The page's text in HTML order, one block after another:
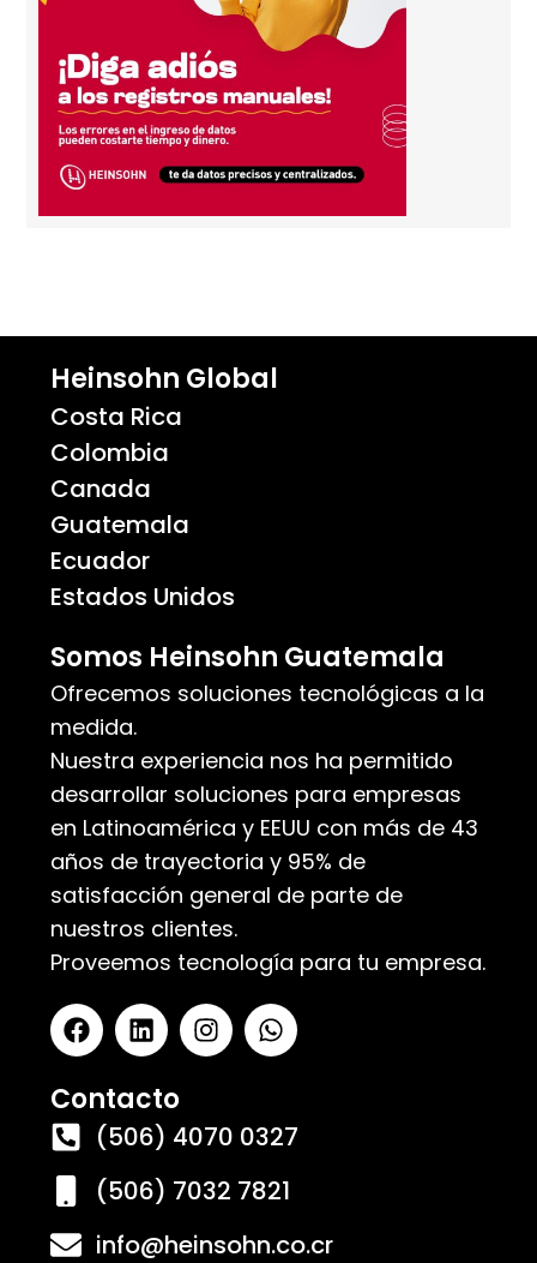
Heinsohn Global
Costa Rica
Colombia
Canada
Guatemala
Ecuador
Estados Unidos
Somos Heinsohn Guatemala
Ofrecemos soluciones tecnológicas a la
medida.
Nuestra experiencia nos ha permitido
desarrollar soluciones para empresas
en Latinoamérica y EEUU con más de 43
años de trayectoria y 95% de
satisfacción general de parte de
nuestros clientes.
Proveemos tecnología para tu empresa.
Contacto
(506) 4070 0327
(506) 7032 7821
info@heinsohn.co.cr